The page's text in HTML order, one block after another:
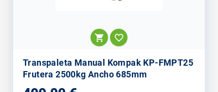
 
Transpaleta Manual Kompak KP-FMPT25
Frutera 2500kg Ancho 685mm
Precio